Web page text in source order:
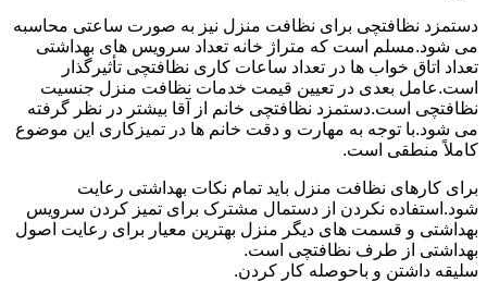
دستمزد نظافتچی برای نظافت منزل نیز به صورت ساعتی محاسبه
می شود.مسلم است که متراژ خانه تعداد سرویس های بهداشتی
تعداد اتاق خواب ها در تعداد ساعات کاری نظافتچی تأثیرگذار
است.عامل بعدی در تعیین قیمت خدمات نظافت منزل جنسیت
نظافتچی است.دستمزد نظافتچی خانم از آقا بیشتر در نظر گرفته
می شود.با توجه به مهارت و دقت خانم ها در تمیزکاری این موضوع
کاملاً منطقی است.
برای کارهای نظافت منزل باید تمام نکات بهداشتی رعایت
شود.استفاده نکردن از دستمال مشترک برای تمیز کردن سرویس
بهداشتی و قسمت های دیگر منزل بهترین معیار برای رعایت اصول
بهداشتی از طرف نظافتچی است.
سلیقه داشتن و باحوصله کار کردن.